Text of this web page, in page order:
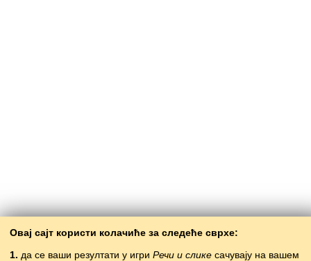
Овај сајт користи колачиће за следеће сврхе:
1. да се ваши резултати у игри Речи и слике сачувају на вашем